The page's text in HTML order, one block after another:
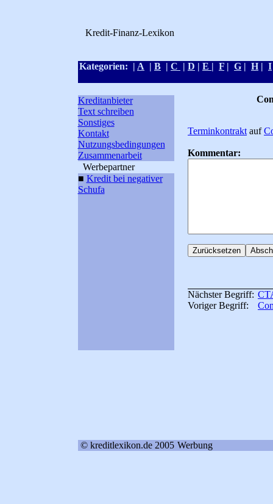
Kredit-Finanz-Lexikon
Kategorien: | A | B | C | D | E | F | G | H| I
Kreditanbieter
Text schreiben
Sonstiges
Kontakt
Nutzungsbedingungen
Zusammenarbeit
Werbepartner
■ Kredit bei negativer
Schufa
Terminkontrakt auf
Kommentar:
Nächster Begriff:
Voriger Begriff:
© kreditlexikon.de 2005 Werbung